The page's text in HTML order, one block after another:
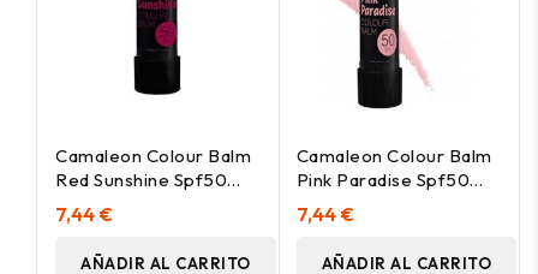
Camaleon Colour Balm
Red Sunshine Spf50
4Gr.
7,44 €
AÑADIR AL CARRITO
Camaleon Colour Balm
Pink Paradise Spf50
4Gr.
7,44 €
AÑADIR AL CARRITO